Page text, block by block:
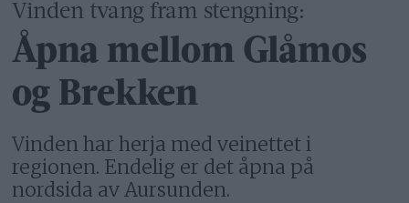
Vinden tvang fram stengning:
Åpna mellom Glåmos
og Brekken
Vinden har herja med veinettet i
regionen. Endelig er det åpna på
nordsida av Aursunden.